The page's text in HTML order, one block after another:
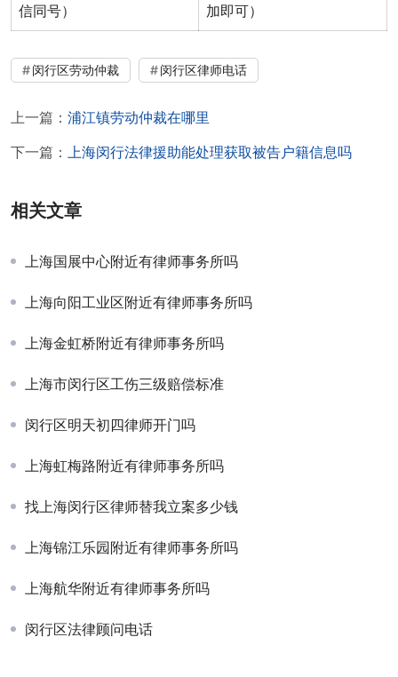
信同号）
加即可）
闵行区劳动仲裁 闵行区律师电话
上一篇： 浦江镇劳动仲裁在哪里
下一篇：
上海闵行法律援助能处理获取被告户籍信息吗
相关文章
上海国展中心附近有律师事务所吗
上海向阳工业区附近有律师事务所吗
上海金虹桥附近有律师事务所吗
上海市闵行区工伤三级赔偿标准
闵行区明天初四律师开门吗
上海虹梅路附近有律师事务所吗
找上海闵行区律师替我立案多少钱
上海锦江乐园附近有律师事务所吗
上海航华附近有律师事务所吗
闵行区法律顾问电话